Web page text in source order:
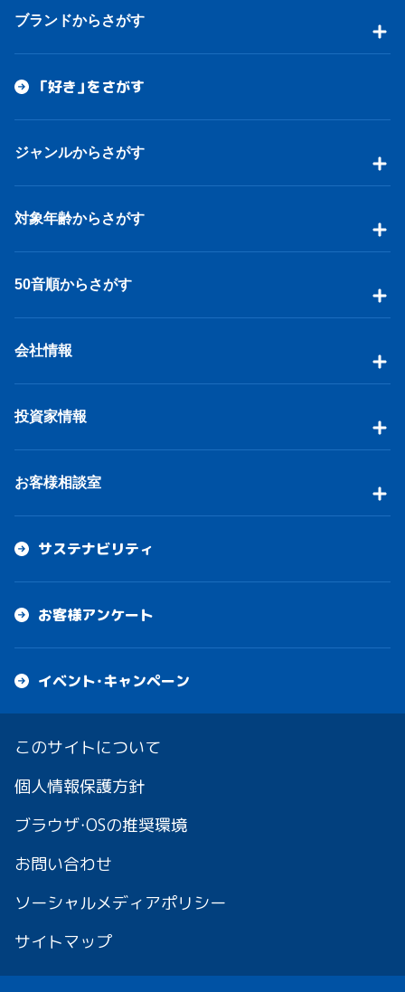
ブランドからさがす
「好き」をさがす
ジャンルからさがす
対象年齢からさがす
50音順からさがす
会社情報
投資家情報
お客様相談室
サステナビリティ
お客様アンケート
イベント・キャンペーン
このサイトについて
個人情報保護方針
ブラウザ・OSの推奨環境
お問い合わせ
ソーシャルメディアポリシー
サイトマップ